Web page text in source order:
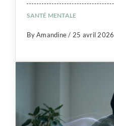
SANTÉ MENTALE
By Amandine / 25 avril 2026